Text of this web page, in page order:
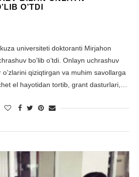
O’TDI
universiteti doktoranti Mirjahon
bo’lib o’tdi. Onlayn uchrashuv
qiziqtirgan va muhim savollarga
el hayotidan tortib, grant dasturlari,…